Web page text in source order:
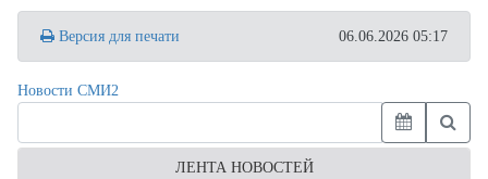
Версия для печати 06.06.2026 05:17
Новости СМИ2
ЛЕНТА НОВОСТЕЙ